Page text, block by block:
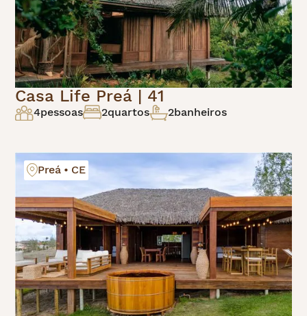
Casa Life Preá | 41
4pessoas 2quartos 2banheiros
Preá • CE